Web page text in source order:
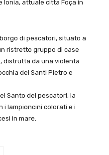
Ionia, attuale citta Foça in
di pescatori, situato a
ristretto gruppo di case
distrutta da una violenta
dei Santi Pietro e
Santo dei pescatori, la
i lampioncini colorati e i
in mare.